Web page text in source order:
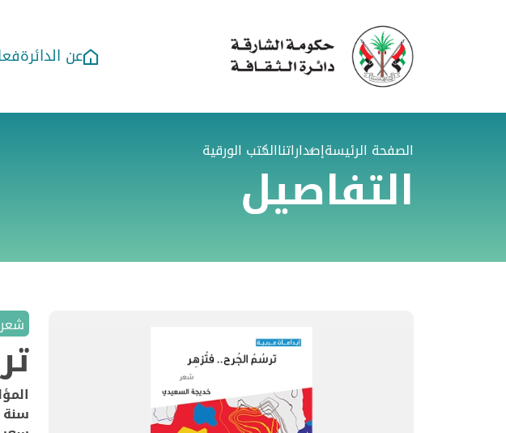
عن الدائرة
الصفحة الرئيسةإصداراتناالكتب الورقية
التفاصيل
شعر
سنة